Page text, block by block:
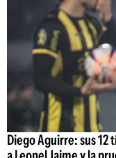
Diego Aguirre: sus 12